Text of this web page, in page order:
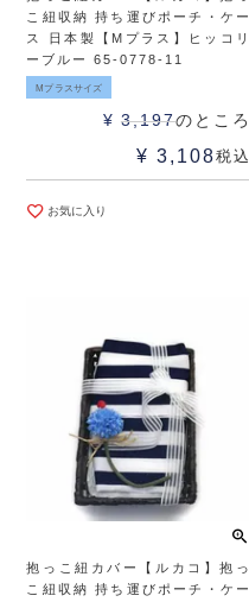
こ紐収納 持ち運びポーチ・ケー
ス 日本製【Mプラス】ヒッコリ
ーブルー 65-0778-11
Mプラスサイズ
¥ 3,197のところ
¥ 3,108税込
お気に入り
抱っこ紐カバー【ルカコ】抱っ
こ紐収納 持ち運びポーチ・ケー